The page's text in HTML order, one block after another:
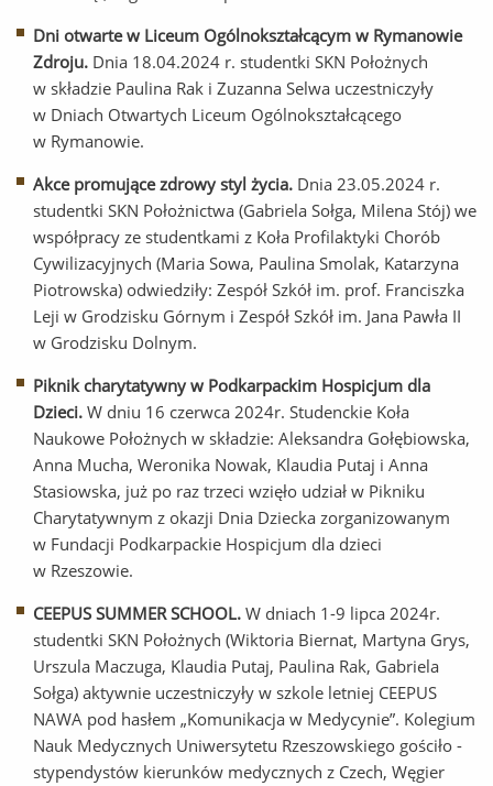
Dni otwarte w Liceum Ogólnokształcącym w Rymanowie
Zdroju. Dnia 18.04.2024 r. studentki SKN Położnych
w składzie Paulina Rak i Zuzanna Selwa uczestniczyły
w Dniach Otwartych Liceum Ogólnokształcącego
w Rymanowie.
Akce promujące zdrowy styl życia. Dnia 23.05.2024 r.
studentki SKN Położnictwa (Gabriela Sołga, Milena Stój) we
współpracy ze studentkami z Koła Profilaktyki Chorób
Cywilizacyjnych (Maria Sowa, Paulina Smolak, Katarzyna
Piotrowska) odwiedziły: Zespół Szkół im. prof. Franciszka
Leji w Grodzisku Górnym i Zespół Szkół im. Jana Pawła II
w Grodzisku Dolnym.
Piknik charytatywny w Podkarpackim Hospicjum dla
Dzieci. W dniu 16 czerwca 2024r. Studenckie Koła
Naukowe Położnych w składzie: Aleksandra Gołębiowska,
Anna Mucha, Weronika Nowak, Klaudia Putaj i Anna
Stasiowska, już po raz trzeci wzięło udział w Pikniku
Charytatywnym z okazji Dnia Dziecka zorganizowanym
w Fundacji Podkarpackie Hospicjum dla dzieci
w Rzeszowie.
CEEPUS SUMMER SCHOOL. W dniach 1-9 lipca 2024r.
studentki SKN Położnych (Wiktoria Biernat, Martyna Grys,
Urszula Maczuga, Klaudia Putaj, Paulina Rak, Gabriela
Sołga) aktywnie uczestniczyły w szkole letniej CEEPUS
NAWA pod hasłem „Komunikacja w Medycynie”. Kolegium
Nauk Medycznych Uniwersytetu Rzeszowskiego gościło -
stypendystów kierunków medycznych z Czech, Węgier